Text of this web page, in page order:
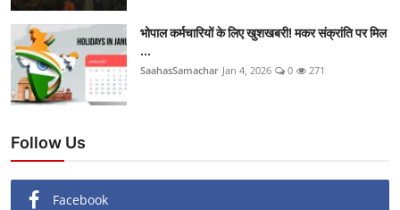
भोपाल कर्मचारियों के लिए खुशखबरी! मकर संक्रांति पर मिल
...
SaahasSamachar Jan 4, 2026 0 271
Follow Us
Facebook